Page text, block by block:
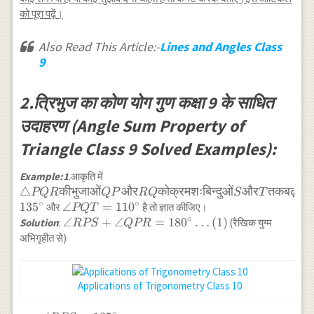
4=\angle
1+\angle 2
को पूरा पढ़ें।
Also Read This Article:-Lines and Angles Class
9
2.त्रिभुज का कोण योग गुण कक्षा 9 के साधित
उदाहरण (Angle Sum Property of
Triangle Class 9 Solved Examples):
Example:1.आकृति में\triangle PQR की
भुजाओं QP और RQ
को क्रमशः बिन्दुओं S
और T तक बढ़ाया गया
SPR=135^{\circ}
△PQRकीभुजाओंQPऔरRQकोक्रमशःबिन्दुओंSऔरT
135∘ और \angle
PQT=110^{\circ}
∠PQT = 110∘ है तो ज्ञात कीजिए।
Solution: \angle
RPS+\angle
\ldots(1)
∠RPS + ∠QPR = 180∘ … (1) (रैखिक युग्म
अभिगृहीत से)
Applications of Trigonometry Class 10